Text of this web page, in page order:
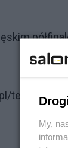
tenis/
My,